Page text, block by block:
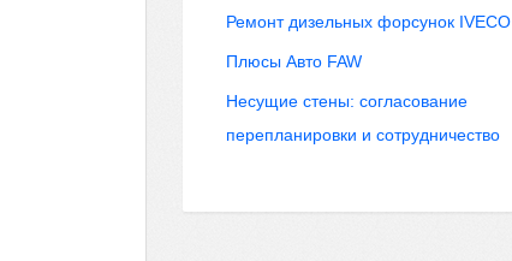
Ремонт дизельных форсунок IVECO
Плюсы Авто FAW
Несущие стены: согласование
перепланировки и сотрудничество